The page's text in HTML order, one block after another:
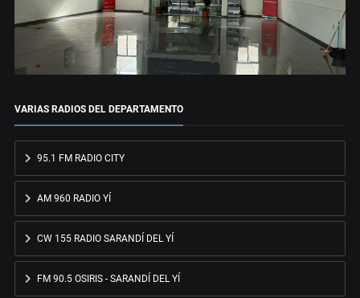
VARIAS RADIOS DEL DEPARTAMENTO
95.1 FM RADIO CITY
AM 960 RADIO YÍ
CW 155 RADIO SARANDÍ DEL YÍ
FM 90.5 OSIRIS - SARANDÍ DEL YÍ